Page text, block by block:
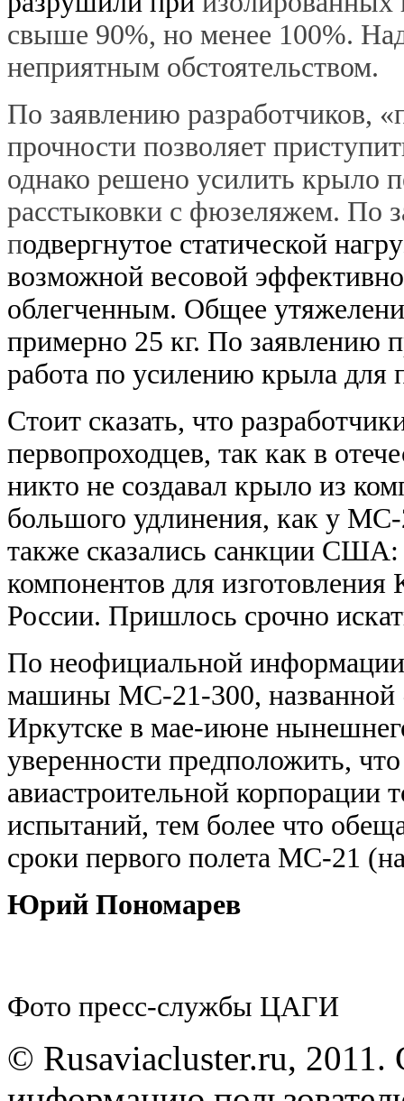
свыше 90%, но менее 100%.
неприятным обстоятельством.
По заявлению разработчиков,
прочности позволяет
однако решено усилить крыло
расстыковки с фюзеляжем. По
подвергнутое статической
возможной весовой
облегченным. Общее
примерно 25 кг. По заявлению
работа по усилению крыла для
Стоит сказать, что
первопроходцев, так как в
никто не создавал крыло из
большого удлинения, как у
также сказались санкции
компонентов для
России. Пришлось срочно
По неофициальной
машины МС-21-300, названной
Иркутске в мае-июне
уверенности предположить,
авиастроительной корпорации
испытаний, тем более что
сроки первого полета МС-21
Юрий Пономарев
Фото пресс-службы ЦАГИ
© Rusaviacluster.ru, 2011.